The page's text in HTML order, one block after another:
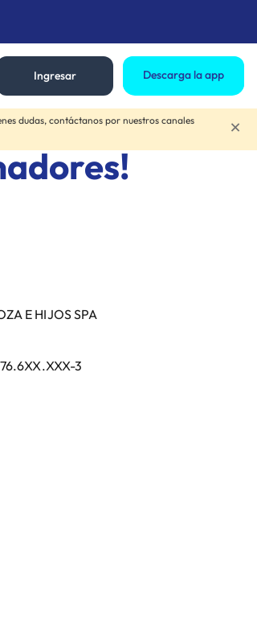
Ingresar Descargalaapp
dudas, contáctanos por nuestros canales
×
E HIJOS SPA
3